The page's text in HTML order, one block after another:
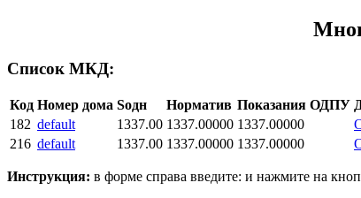
Список МКД:
Код Номер дома Sодн Норматив Показания ОДПУ
182 default 1337.00 1337.00000 1337.00000
216 default 1337.00 1337.00000 1337.00000
Инструкция: в форме справа введите: и нажмите на